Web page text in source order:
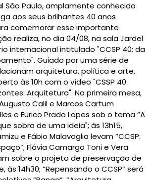
São Paulo, amplamente conhecido
aos seus brilhantes 40 anos
comemorar esse importante
realiza,no dia 04/08, na sala Jardel
internacional intitulado "CCSP 40: da
. Guiado poruma série de
marquitetura, política e arte,
às 10h com o vídeo "CSSP 40:
Arquitetura". Na primeira mesa,
Calil e Marcos Cartum
e Eurico Prado Lopes sob o tema “A
sobra de uma ideia"; às 13h15,
e Fábio Malavoglia levam “CCSP:
Flávia Camargo Toni e Vera
sobre o projeto de preservação de
às 14h30; “Repensando o CCSP” será